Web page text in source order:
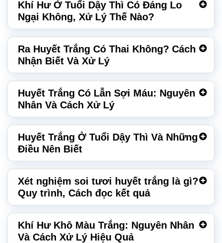
Khí Hư Ở Tuổi Dậy Thì Có Đáng Lo
Ngại Không, Xử Lý Thế Nào?
Ra Huyết Trắng Có Thai Không? Cách
Nhận Biết Và Xử Lý
Huyết Trắng Có Lẫn Sợi Máu: Nguyên
Nhân Và Cách Xử Lý
Huyết Trắng Ở Tuổi Dậy Thì Và Những
Điều Nên Biết
Xét nghiệm soi tươi huyết trắng là gì?
Quy trình, Cách đọc kết quả
Khí Hư Khô Màu Trắng: Nguyên Nhân
Và Cách Xử Lý Hiệu Quả